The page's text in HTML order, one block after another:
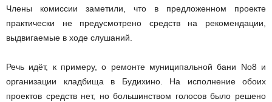
Члены комиссии заметили, что в предложенном проекте
практически не предусмотрено средств на рекомендации,
выдвигаемые в ходе слушаний.
Речь идёт, к примеру, о ремонте муниципальной бани No8 и
организации кладбища в Будихино. На исполнение обоих
проектов средств нет, но большинством голосов было решено